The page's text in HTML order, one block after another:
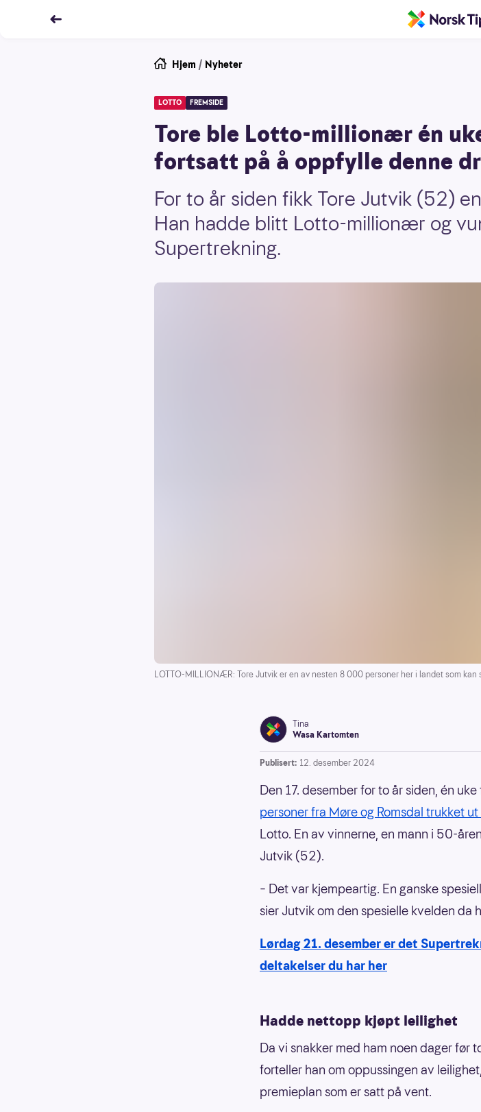
Hjem / Nyheter
LOTTO FREMSIDE
Tore ble Lotto-millionær én
fortsatt på å oppfylle denne
For to år siden fikk Tore Jutvik (52)
Han hadde blitt Lotto-millionær og
Supertrekning.
LOTTO-MILLIONÆR: Tore Jutvik er en av nesten 8 000 personer her i landet som
Tina
Wasa Kartomten
Publisert: 12. desember 2024
Den 17. desember for to år siden, én
personer fra Møre og Romsdal trukket
Lotto. En av vinnerne, en mann i 50-
Jutvik (52).
– Det var kjempeartig. En ganske
sier Jutvik om den spesielle kvelden da
Lørdag 21. desember er det
deltakelser du har her
Hadde nettopp kjøpt leilighet
Da vi snakker med ham noen dager før
forteller han om oppussingen av
premieplan som er satt på vent.